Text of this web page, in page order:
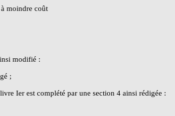
moindre coût
modifié :
;
Ier est complété par une section 4 ainsi rédigée :